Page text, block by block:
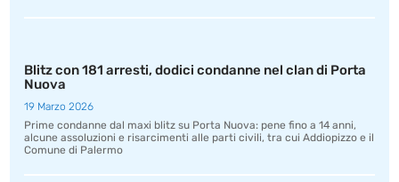
Blitz con 181 arresti, dodici condanne nel clan di Porta
Nuova
19 Marzo 2026
Prime condanne dal maxi blitz su Porta Nuova: pene fino a 14 anni,
alcune assoluzioni e risarcimenti alle parti civili, tra cui Addiopizzo e il
Comune di Palermo